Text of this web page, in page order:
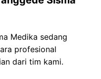
Medika sedang
profesional
dari tim kami.